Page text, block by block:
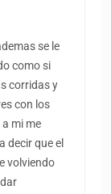
se le
como si
corridas y
con los
mi me
decir que el
volviendo